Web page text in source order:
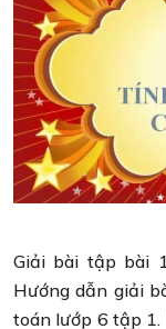
Giải bài tập bài
Hướng dẫn giải
toán lướp 6 tập 1.